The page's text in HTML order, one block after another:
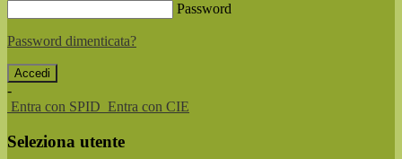
Password
Password dimenticata?
-
Entra con SPID Entra con CIE
Seleziona utente